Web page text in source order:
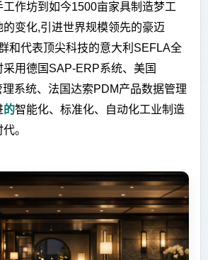
工作坊到如今1500亩家具制造梦工
变化,引进世界规模领先的豪迈
和代表顶尖科技的意大利SEFLA全
采用德国SAP-ERP系统、美国
理系统、法国达索PDM产品数据管理
的智能化、标准化、自动化工业制造
。